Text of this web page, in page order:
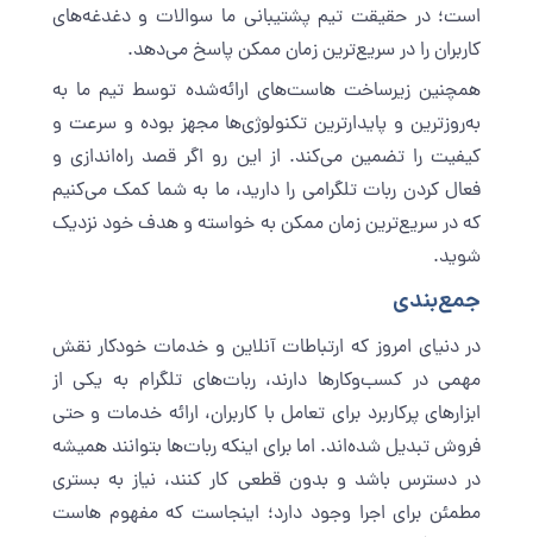
است؛ در حقیقت تیم پشتیبانی ما سوالات و دغدغه‌های
کاربران را در سریع‌ترین زمان ممکن پاسخ می‌دهد.
همچنین زیرساخت هاست‌های ارائه‌شده توسط تیم ما به
به‌روزترین و پایدارترین تکنولوژی‌ها مجهز بوده و سرعت و
کیفیت را تضمین می‌کند. از این رو اگر قصد راه‌اندازی و
فعال کردن ربات تلگرامی را دارید، ما به شما کمک می‌کنیم
که در سریع‌ترین زمان ممکن به خواسته و هدف خود نزدیک
شوید.
جمع‌بندی
در دنیای امروز که ارتباطات آنلاین و خدمات خودکار نقش
مهمی در کسب‌وکارها دارند، ربات‌های تلگرام به یکی از
ابزارهای پرکاربرد برای تعامل با کاربران، ارائه خدمات و حتی
فروش تبدیل شده‌اند. اما برای اینکه ربات‌ها بتوانند همیشه
در دسترس باشد و بدون قطعی کار کنند، نیاز به بستری
مطمئن برای اجرا وجود دارد؛ اینجاست که مفهوم هاست